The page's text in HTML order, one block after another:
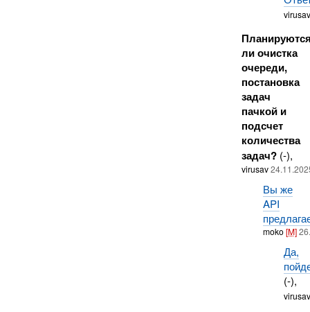
ли очистка
очереди,
постановка
задач
пачкой и
подсчет
количества
задач? (-),
virusav
Вы же
API
moko[M]
Да,
(-),